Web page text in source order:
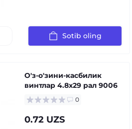
Sotib oling
О'з-о'зини-касбилик
винтлар 4.8x29 рал 9006
0
0.72 UZS